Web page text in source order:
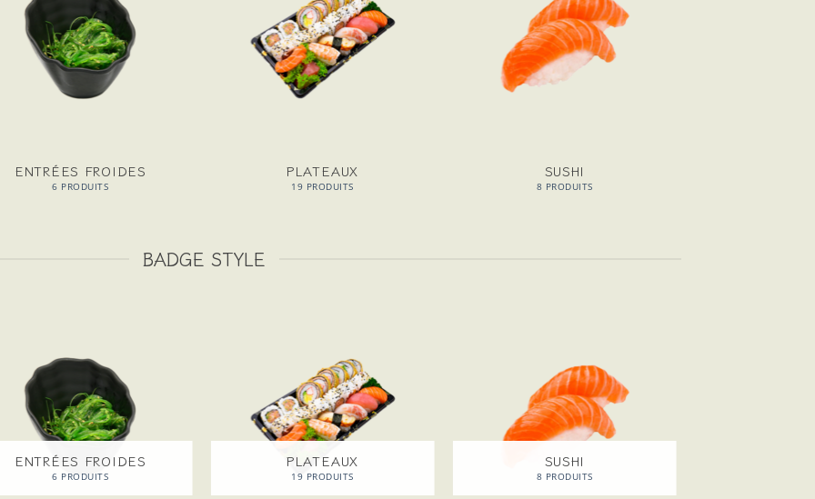
ENTRÉES FROIDES
6 PRODUITS
PLATEAUX
19 PRODUITS
SUSHI
8 PRODUITS
BADGE STYLE
ENTRÉES FROIDES
6 PRODUITS
PLATEAUX
19 PRODUITS
SUSHI
8 PRODUITS